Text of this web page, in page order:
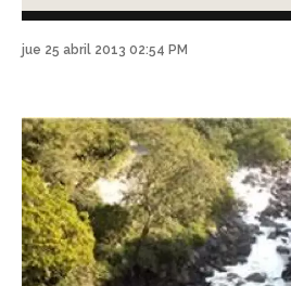
jue 25 abril 2013 02:54 PM